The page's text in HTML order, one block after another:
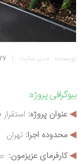
نویسنده : مدیر سایت |
بیوگرافیپروژه:
◀عنوان پروژه:
◀محدوده اجرا: تهران
◀کارفرمای عزیزمون: